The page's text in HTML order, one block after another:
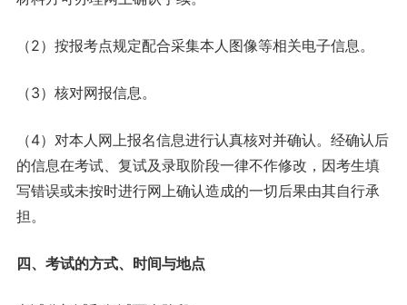
（2）按报考点规定配合采集本人图像等相关电子信息。
（3）核对网报信息。
（4）对本人网上报名信息进行认真核对并确认。经确认后
的信息在考试、复试及录取阶段一律不作修改，因考生填
写错误或未按时进行网上确认造成的一切后果由其自行承
担。
四、考试的方式、时间与地点